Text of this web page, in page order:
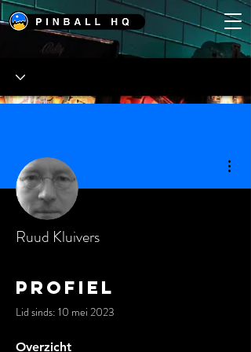
Ruud Kluivers
Profiel
Lid sinds: 10 mei 2023
Overzicht